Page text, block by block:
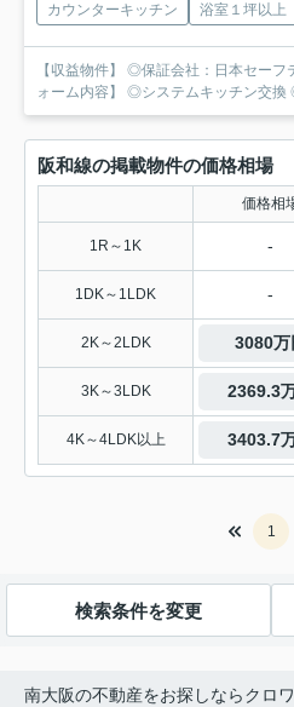
カウンターキッチン
浴室１坪以上
【収益物件】 ◎保証会社：日本セーフテ
ォーム内容】 ◎システムキッチン交換
阪和線の掲載物件の価格相場
価格相
1R～1K -
1DK～1LDK -
2K～2LDK 3080万
3K～3LDK 2369.3
4K～4LDK以上 3403.7
1
検索条件を変更
南大阪の不動産をお探しならクロ